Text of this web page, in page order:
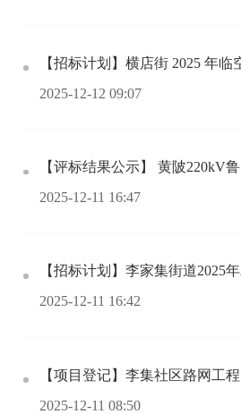
2025-12-12 09:07
2025-12-11 16:47
2025-12-11 16:42
【项目登记】李集社区路网工程
2025-12-11 08:50